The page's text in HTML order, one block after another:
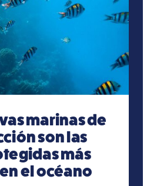
marinas de
son las
más
el océano